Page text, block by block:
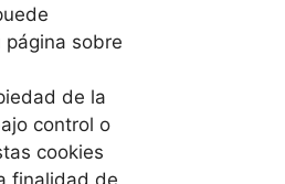
página sobre
de la
control o
cookies
finalidad de